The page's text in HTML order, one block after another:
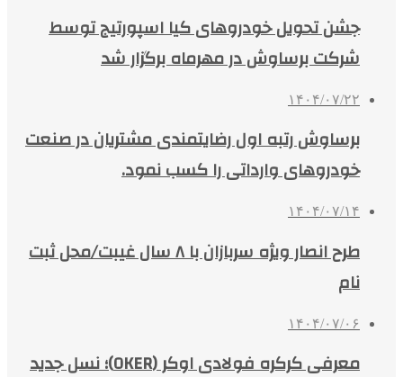
جشن تحویل خودروهای کیا اسپورتیج توسط
شرکت برساوش در مهرماه برگزار شد
۱۴۰۴/۰۷/۲۲
برساوش رتبه اول رضایتمندی مشتریان در صنعت
خودروهای وارداتی را کسب نمود.
۱۴۰۴/۰۷/۱۴
طرح انصار ویژه سربازان با ۸ سال غیبت/محل ثبت
نام
۱۴۰۴/۰۷/۰۶
معرفی کرکره فولادی اوکر (OKER)؛ نسل جدید